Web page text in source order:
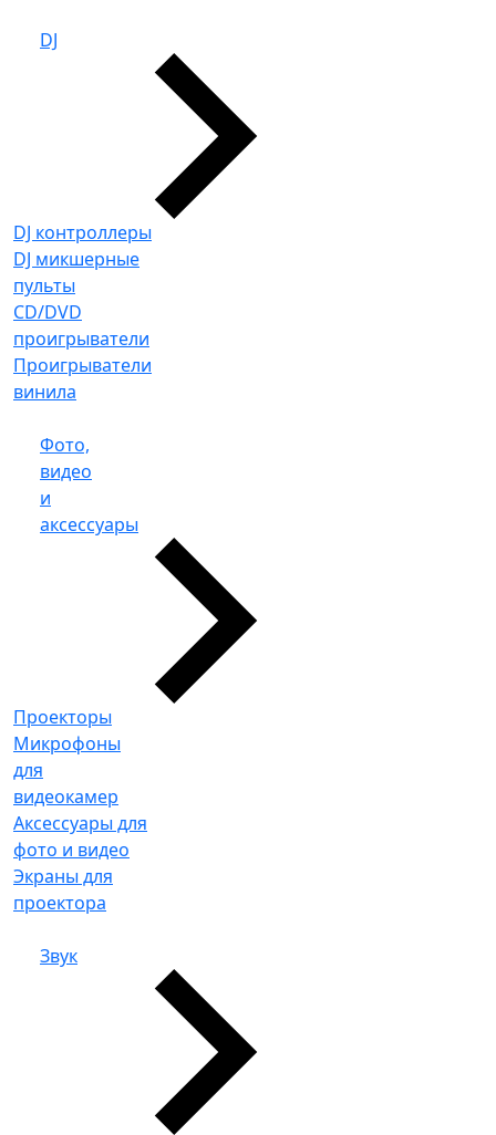
DJ
DJ контроллеры
DJ микшерные
пульты
CD/DVD
проигрыватели
Проигрыватели
винила
Фото,
видео
и
аксессуары
Проекторы
Микрофоны
для
видеокамер
Аксессуары для
фото и видео
Экраны для
проектора
Звук